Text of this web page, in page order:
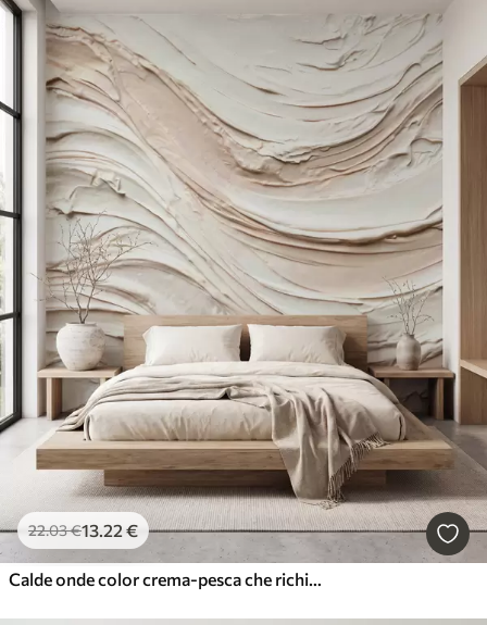
22.03€13.22 €
Calde onde color crema-pesca che richiamano l'effetto dell'intonaco strutturato, astratto